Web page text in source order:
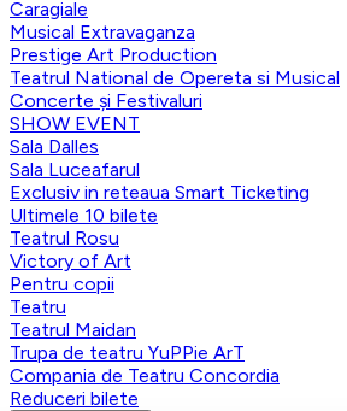
Caragiale
Musical Extravaganza
Prestige Art Production
Teatrul National de Opereta si Musical
Concerte și Festivaluri
SHOW EVENT
Sala Dalles
Sala Luceafarul
Exclusiv in reteaua Smart Ticketing
Ultimele 10 bilete
Teatrul Rosu
Victory of Art
Pentru copii
Teatru
Teatrul Maidan
Trupa de teatru YuPPie ArT
Compania de Teatru Concordia
Reduceri bilete